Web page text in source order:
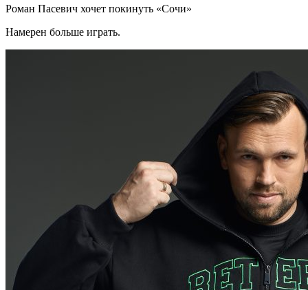
Роман Пасевич хочет покинуть «Сочи»
Намерен больше играть.